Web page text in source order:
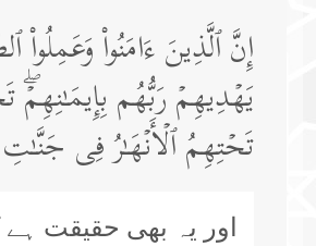
إِنَّ ٱلَّذِینَ ءَامَنُوا۟ وَعَمِلُوا۟
یَهۡدِیهِمۡ رَبُّهُم
تَحۡتِهِمُ ٱلۡأَنۡهَـٰرُ فِی جَنَّـٰتِ
اور یہ بھی حقیقت